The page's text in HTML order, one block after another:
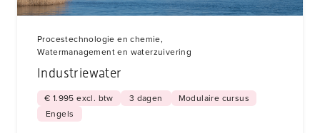
Procestechnologie en chemie,
Watermanagement en waterzuivering
Industriewater
€ 1.995 excl. btw 3 dagen
Modulaire cursus
Engels